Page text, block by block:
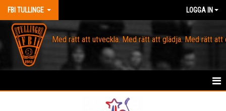
FBI TULLINGE LOGGA IN
Med rätt att utveckla. Med rätt att glädja. Med rätt att